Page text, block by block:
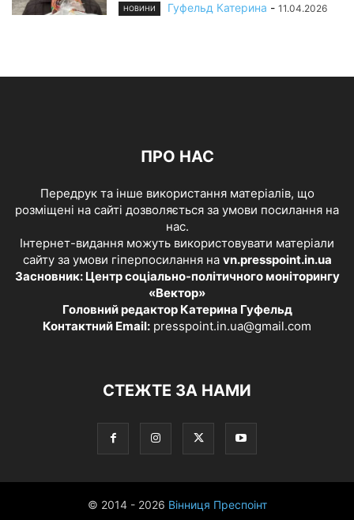
НОВИНИ Гуфельд Катерина - 11.04.2026
ПРО НАС
Передрук та інше використання матеріалів, що
розміщені на сайті дозволяється за умови посилання на
нас.
Інтернет-видання можуть використовувати матеріали
сайту за умови гіперпосилання на vn.presspoint.in.ua
Засновник: Центр соціально-політичного моніторингу
«Вектор»
Головний редактор Катерина Гуфельд
Контактний Email: presspoint.in.ua@gmail.com
СТЕЖТЕ ЗА НАМИ
© 2014 - 2026 Вінниця Преспоінт